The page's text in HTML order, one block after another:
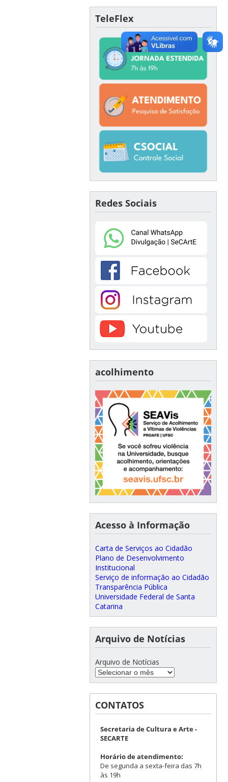
TeleFlex
Redes Sociais
acolhimento
Acesso à Informação
Carta de Serviços ao Cidadão
Plano de Desenvolvimento
Institucional
Serviço de informação ao Cidadão
Transparência Pública
Universidade Federal de Santa
Catarina
Arquivo de Notícias
Arquivo de Notícias
CONTATOS
Secretaria de Cultura e Arte -
SECARTE
Horário de atendimento:
De segunda a sexta-feira das 7h
às 19h